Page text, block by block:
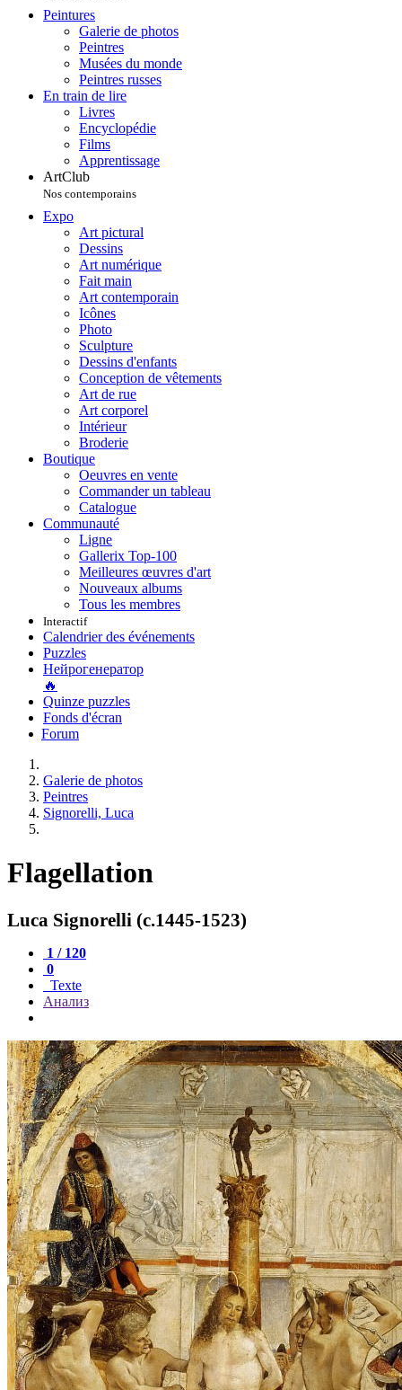
Peintures
Galerie de photos
Peintres
Musées du monde
Peintres russes
En train de lire
Livres
Encyclopédie
Films
Apprentissage
ArtClub
Nos contemporains
Expo
Art pictural
Dessins
Art numérique
Fait main
Art contemporain
Icônes
Photo
Sculpture
Dessins d'enfants
Conception de vêtements
Art de rue
Art corporel
Intérieur
Broderie
Boutique
Oeuvres en vente
Commander un tableau
Catalogue
Communauté
Ligne
Gallerix Top-100
Meilleures œuvres d'art
Nouveaux albums
Tous les membres
Interactif
Calendrier des événements
Puzzles
Нейрогенератор
🔥
Quinze puzzles
Fonds d'écran
Forum
Galerie de photos
Peintres
Signorelli, Luca
Flagellation
Luca Signorelli (c.1445-1523)
1 / 120
0
Texte
Анализ